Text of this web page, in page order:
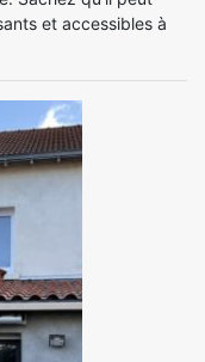
et accessibles à